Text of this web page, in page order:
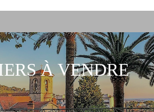
À VENDRE